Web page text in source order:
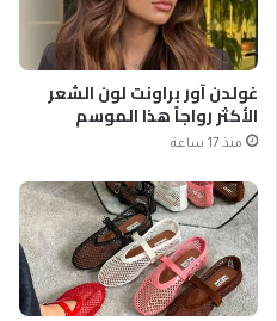
غولدن آور براونت لون الشعر
الأكثر رواجاً هذا الموسم
منذ 17 ساعة